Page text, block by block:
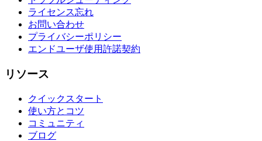
ライセンス忘れ
お問い合わせ
プライバシーポリシー
エンドユーザ使用許諾契約
リソース
クイックスタート
使い方とコツ
コミュニティ
ブログ